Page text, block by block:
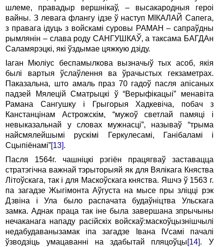
шлеме, правадыр вершнікаў, – высакародныя героі
вайны. З левага флангу ідзе ў наступ МІКАЛАЙ Сапега,
з правага ідуць з войскамі суровы РАМАН – сапраўдны
рымлянін – слава роду САНГУШКАЎ, а таксама БАГДАн
Саламярэцкі, які ўздымае цяжкую дзіду.
Іаган Мюліус беспамылкова вызначыў тых асоб, якія
былі вартыя ўслаўлення ва ўрачыстых гекзаметрах.
Паказальна, што амаль праз 70 гадоў пасля апісаных
падзей Мялецій Сматрыцкі ў “Верыфікацыі” менавіта
Рамана Сангушку і Грыгорыя Хадкевіча, побач з
Канстанцінам Астрожскім, “мужоў светлай памяці і
невыказальнай у словах мужнасці”, называў “трыма
найсмялейшымі рускімі Геркулесамі, Ганібаламі і
Сцыпіёнамі”[13].
Пасля 1564г. чашніцкі рэгіён працягваў заставацца
стратэгічна важнай тэрыторыяй як для Вялікага Княства
Літоўскага, так і для Маскоўскага княства. Яшчэ ў 1563 г.
па загадзе Жыгімонта Аўгуста на мысе пры зліцці рэк
Дзвіна і Ула было распачата будаўніцтва Ульскага
замка. Аднак праца так іне была завершана зпрычыны
нечаканага нападу расійскіх войскаў:маскоўцызнішчылі
недабудаванызамак іпа загадзе Івана IVсамі пачалі
ўзводзіць умацаванні на здабытай пляцоўцы[14]. У